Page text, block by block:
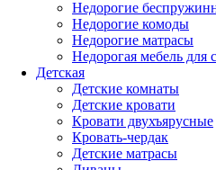
Недорогие
Недорогие комоды
Недорогие матрасы
Недорогая мебель для
Детская
Детские комнаты
Детские кровати
Кровати двухъярусные
Кровать-чердак
Детские матрасы